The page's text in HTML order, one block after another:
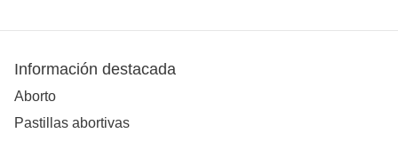
Información destacada
Aborto
Pastillas abortivas